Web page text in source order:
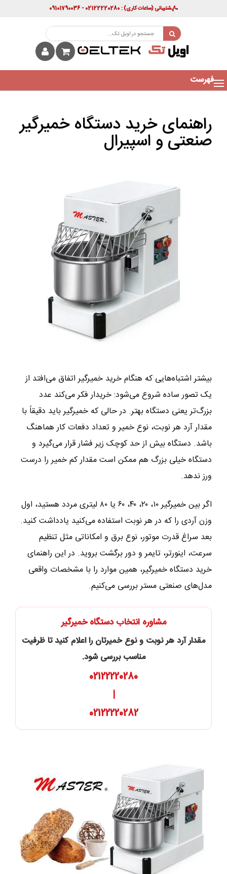
پشتیبانی(ساعات کاری): 02122220280 - 09101790036
فهرست
راهنمای خرید دستگاه خمیرگیر
صنعتی و اسپیرال
بیشتر اشتباه‌هایی که هنگام خرید خمیرگیر اتفاق می‌افتد از
یک تصور ساده شروع می‌شود: خریدار فکر می‌کند عدد
بزرگ‌تر یعنی دستگاه بهتر. در حالی که خمیرگیر باید دقیقاً با
مقدار آرد هر نوبت، نوع خمیر و تعداد دفعات کار هماهنگ
باشد. دستگاه بیش از حد کوچک زیر فشار قرار می‌گیرد و
دستگاه خیلی بزرگ هم ممکن است مقدار کم خمیر را درست
ورز ندهد.
اگر بین خمیرگیر ۱۰، ۲۰، ۴۰، ۶۰ یا ۸۰ لیتری مردد هستید، اول
وزن آردی را که در هر نوبت استفاده می‌کنید یادداشت کنید.
بعد سراغ قدرت موتور، نوع برق و امکاناتی مثل تنظیم
سرعت، اینورتر، تایمر و دور برگشت بروید. در این راهنمای
خرید دستگاه خمیرگیر، همین موارد را با مشخصات واقعی
مدل‌های صنعتی مستر بررسی می‌کنیم.
مشاوره انتخاب دستگاه خمیرگیر
مقدار آرد هر نوبت و نوع خمیرتان را اعلام کنید تا ظرفیت
مناسب بررسی شود.
02122220280
|
02122220282